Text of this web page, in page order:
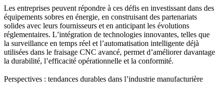
Les entreprises peuvent répondre à ces défis en investissant dans des
équipements sobres en énergie, en construisant des partenariats
solides avec leurs fournisseurs et en anticipant les évolutions
réglementaires. L’intégration de technologies innovantes, telles que
la surveillance en temps réel et l’automatisation intelligente déjà
utilisées dans le fraisage CNC avancé, permet d’améliorer davantage
la durabilité, l’efficacité opérationnelle et la conformité.
Perspectives : tendances durables dans l’industrie manufacturière